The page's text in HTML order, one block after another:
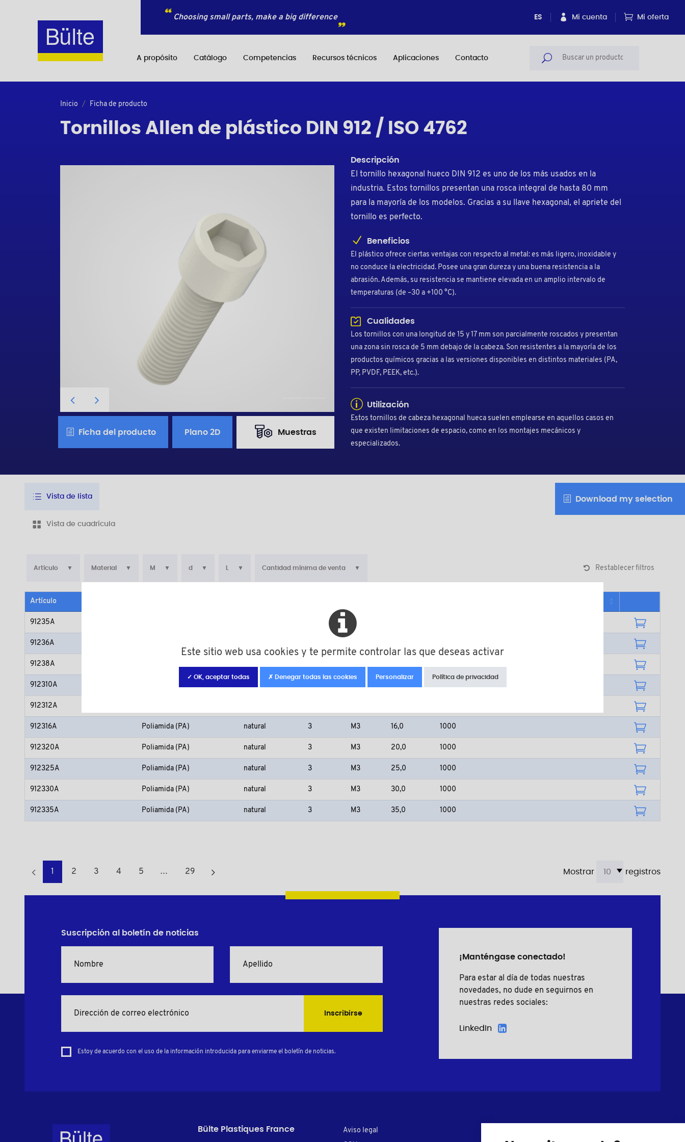
Choosing small parts, make a big difference ES Mi cuenta Mi oferta
A propósito Catálogo Competencias Recursos técnicos Aplicaciones Contacto
Inicio Ficha de producto
Tornillos Allen de plástico DIN 912 / ISO 4762
Ficha del producto Plano 2D Muestras
Descripción
El tornillo hexagonal hueco DIN 912 es uno de los más usados en la
industria. Estos tornillos presentan una rosca integral de hasta 80 mm
para la mayoría de los modelos. Gracias a su llave hexagonal, el apriete del
tornillo es perfecto.
Beneficios
El plástico ofrece ciertas ventajas con respecto al metal: es más ligero, inoxidable y
no conduce la electricidad. Posee una gran dureza y una buena resistencia a la
abrasión. Además, su resistencia se mantiene elevada en un amplio intervalo de
temperaturas (de –30 a +100 °C).
Cualidades
Los tornillos con una longitud de 15 y 17 mm son parcialmente roscados y presentan
una zona sin rosca de 5 mm debajo de la cabeza. Son resistentes a la mayoría de los
productos químicos gracias a las versiones disponibles en distintos materiales (PA,
PP, PVDF, PEEK, etc.).
Utilización
Estos tornillos de cabeza hexagonal hueca suelen emplearse en aquellos casos en
que existen limitaciones de espacio, como en los montajes mecánicos y
especializados.
Download my selection
Vista de lista
Vista de cuadrícula
Restablecer filtros
Artículo Material M d L Cantidad mínima de venta
Artículo
91235A M3
91236A
91238A
912310A
912312A
912316A Poliamida (PA) natural 3 M3 16,0 1000
912320A Poliamida (PA) natural 3 M3 20,0 1000
912325A Poliamida (PA) natural 3 M3 25,0 1000
912330A Poliamida (PA) natural 3 M3 30,0 1000
912335A Poliamida (PA) natural 3 M3 35,0 1000
1 2 3 4 5 … 29 Mostrar registros
Suscripción al boletín de noticias
Inscribirse
Estoy de acuerdo con el uso de la información introducida para enviarme el boletín de noticias.
¡Manténgase conectado!
Para estar al día de todas nuestras
novedades, no dude en seguirnos en
nuestras redes sociales:
LinkedIn
Bülte Plastiques France
Aviso legal
Este sitio web usa cookies y te permite controlar las que deseas activar
✓ OK, aceptar todas ✗ Denegar todas las cookies Personalizar Política de privacidad